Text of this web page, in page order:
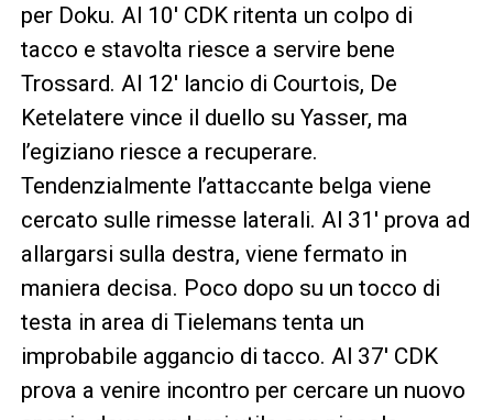
per Doku. Al 10′ CDK ritenta un colpo di
tacco e stavolta riesce a servire bene
Trossard. Al 12′ lancio di Courtois, De
Ketelatere vince il duello su Yasser, ma
l’egiziano riesce a recuperare.
Tendenzialmente l’attaccante belga viene
cercato sulle rimesse laterali. Al 31′ prova ad
allargarsi sulla destra, viene fermato in
maniera decisa. Poco dopo su un tocco di
testa in area di Tielemans tenta un
improbabile aggancio di tacco. Al 37′ CDK
prova a venire incontro per cercare un nuovo